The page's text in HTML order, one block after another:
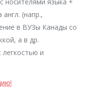
(напр.,
в ВУЗы Канады со
а в др.
и